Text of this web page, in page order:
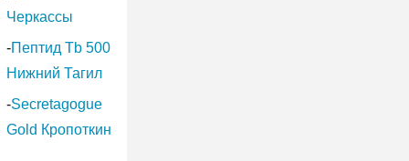
Черкассы
-Пептид Tb 500
Нижний Тагил
-Secretagogue
Gold Кропоткин